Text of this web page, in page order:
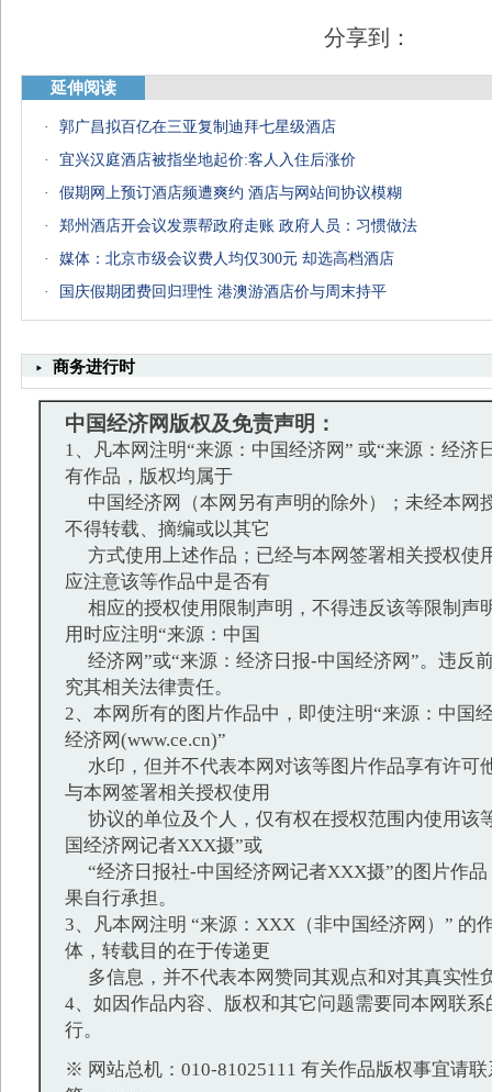
分享到：
延伸阅读
·
郭广昌拟百亿在三亚复制迪拜七星级酒店
·
宜兴汉庭酒店被指坐地起价:客人入住后涨价
·
假期网上预订酒店频遭爽约 酒店与网站间协议模糊
·
郑州酒店开会议发票帮政府走账 政府人员：习惯做法
·
媒体：北京市级会议费人均仅300元 却选高档酒店
·
国庆假期团费回归理性 港澳游酒店价与周末持平
商务进行时
中国经济网版权及免责声明：
1、凡本网注明“来源：中国经济网” 或“来源：经济
有作品，版权均属于
中国经济网（本网另有声明的除外）；未经本网
不得转载、摘编或以其它
方式使用上述作品；已经与本网签署相关授权使
应注意该等作品中是否有
相应的授权使用限制声明，不得违反该等限制声
用时应注明“来源：中国
经济网”或“来源：经济日报-中国经济网”。违反
究其相关法律责任。
2、本网所有的图片作品中，即使注明“来源：中国
经济网(www.ce.cn)”
水印，但并不代表本网对该等图片作品享有许可
与本网签署相关授权使用
协议的单位及个人，仅有权在授权范围内使用该
国经济网记者XXX摄”或
“经济日报社-中国经济网记者XXX摄”的图片作品
果自行承担。
3、凡本网注明 “来源：XXX（非中国经济网）” 的
体，转载目的在于传递更
多信息，并不代表本网赞同其观点和对其真实性
4、如因作品内容、版权和其它问题需要同本网联系
行。
※ 网站总机：010-81025111 有关作品版权事宜请联